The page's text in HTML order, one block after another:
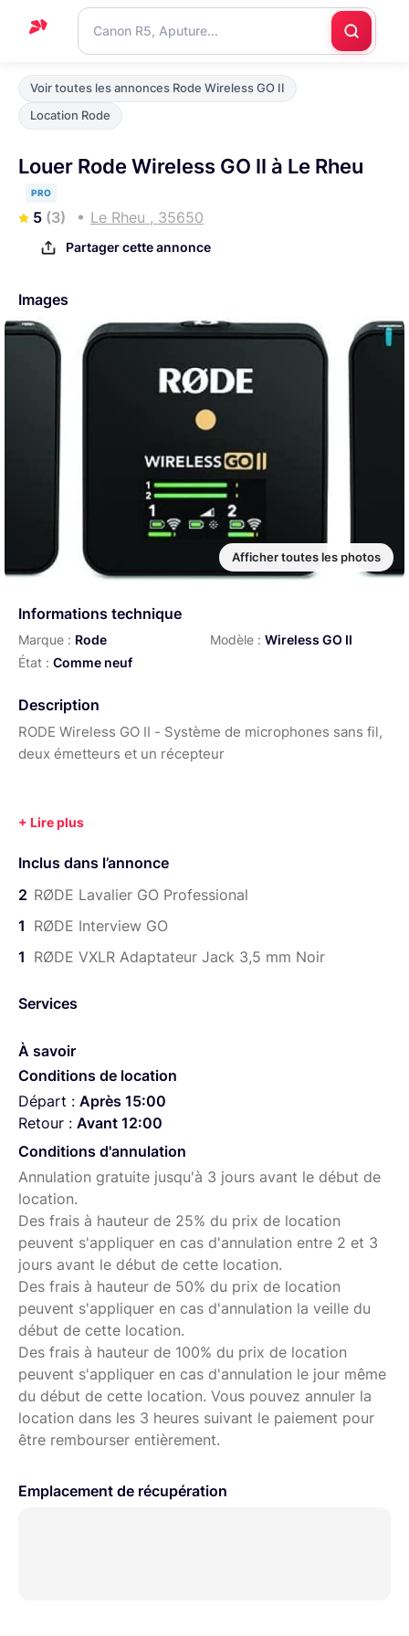
Accueil
Support
Voir toutes les annonces Rode Wireless GO II
Location Rode
Louer Rode Wireless GO II à Le Rheu
PRO
5 (3) Le Rheu , 35650
Partager cette annonce
Images
Afficher toutes les photos
Informations technique
Marque : Rode Modèle : Wireless GO II
État : Comme neuf
Description
RODE Wireless GO II - Système de microphones sans fil,
deux émetteurs et un récepteur
Inclus dans l’annonce
2 RØDE Lavalier GO Professional
1 RØDE Interview GO
1 RØDE VXLR Adaptateur Jack 3,5 mm Noir
Services
À savoir
Conditions de location
Départ : Après 15:00
Retour : Avant 12:00
Conditions d'annulation
Annulation gratuite jusqu'à 3 jours avant le début de
location.
Des frais à hauteur de 25% du prix de location
peuvent s'appliquer en cas d'annulation entre 2 et 3
jours avant le début de cette location.
Des frais à hauteur de 50% du prix de location
peuvent s'appliquer en cas d'annulation la veille du
début de cette location.
Des frais à hauteur de 100% du prix de location
peuvent s'appliquer en cas d'annulation le jour même
du début de cette location. Vous pouvez annuler la
location dans les 3 heures suivant le paiement pour
être rembourser entièrement.
Emplacement de récupération